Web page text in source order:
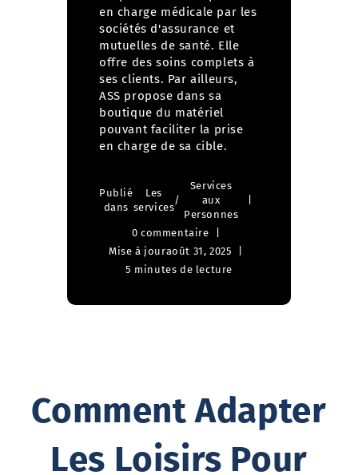
en charge médicale par les
sociétés d'assurance et
mutuelles de santé. Elle
offre des soins complets à
ses clients. Par ailleurs,
ASS propose dans sa
boutique du matériel
pouvant faciliter la prise
en charge de sa cible.
Publié
dans
Les
services
/
Services
aux
Personnes
0 commentaire
Mise à jouraoût 31, 2025
5 minutes de lecture
Comment Adapter
Les Loisirs Pour